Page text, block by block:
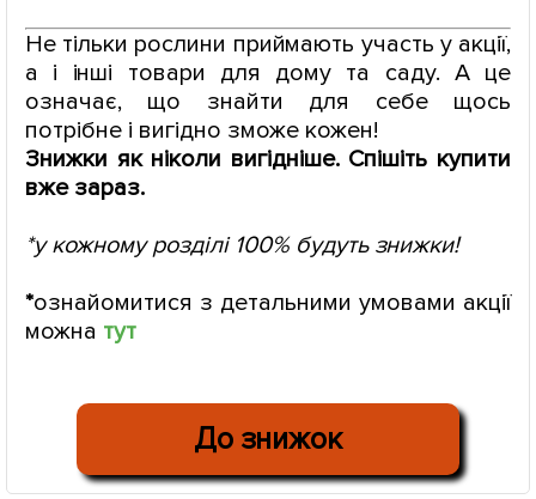
Не тільки рослини приймають участь у акції,
а і інші товари для дому та саду. А це
означає, що знайти для себе щось
потрібне і вигідно зможе кожен!
Знижки як ніколи вигідніше. Спішіть купити
вже зараз.
*у кожному розділі 100% будуть знижки!
*ознайомитися з детальними умовами акції
можна тут
До знижок